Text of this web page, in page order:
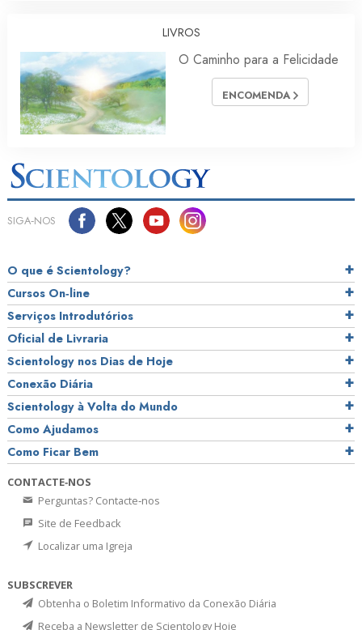
LIVROS
O Caminho para a Felicidade
ENCOMENDA
SIGA‑NOS
O que é Scientology?
Cursos On‑line
Serviços Introdutórios
Oficial de Livraria
Scientology nos Dias de Hoje
Conexão Diária
Scientology à Volta do Mundo
Como Ajudamos
Como Ficar Bem
CONTACTE‑NOS
Perguntas? Contacte‑nos
Site de Feedback
Localizar uma Igreja
SUBSCREVER
Obtenha o Boletim Informativo da Conexão Diária
Receba a Newsletter de Scientology Hoje